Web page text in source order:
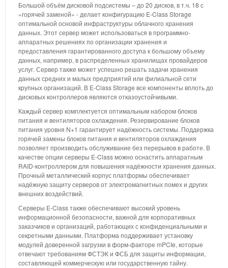
Большой объём дисковой подсистемы – до 20 дисков, в т.ч. 18 с
«горячей заменой» - делает конфигурацию E-Class Storage
оптимальной основой инфраструктуры облачного хранения
данных. Этот сервер может использоваться в программно-
аппаратных решениях по организации хранения и
предоставления гарантированного доступа к большому объему
данных, например, в распределенных хранилищах провайдеров
услуг. Сервер также может успешно решать задачи хранения
данных средних и малых предприятий или филиальной сети
крупных организаций. В E-Class Storage все компоненты вплоть до
дисковых контроллеров являются отказоустойчивыми.
Каждый сервер комплектуется оптимальным набором блоков
питания и вентиляторов охлаждения. Резервирование блоков
питания уровня N+1 гарантирует надёжность системы. Поддержка
горячей замены блоков питания и вентиляторов охлаждения
позволяет производить обслуживание без перерывов в работе. В
качестве опции серверы E-Class можно оснастить аппаратным
RAID-контроллером для повышения надёжности хранения данных.
Прочный металлический корпус платформы обеспечивает
надёжную защиту серверов от электромагнитных помех и других
внешних воздействий.
Серверы E-Class также обеспечивают высокий уровень
информационной безопасности, важной для корпоративных
заказчиков и организаций, работающих с конфиденциальными и
секретными данными. Платформа поддерживает установку
модулей доверенной загрузки в форм-факторе mPCIe, которые
отвечают требованиям ФСТЭК и ФСБ для защиты информации,
составляющей коммерческую или государственную тайну.